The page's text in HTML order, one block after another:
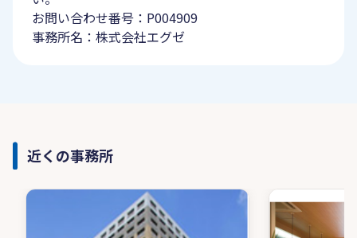
お問い合わせ番号：P004909
事務所名：株式会社エグゼ
近くの事務所